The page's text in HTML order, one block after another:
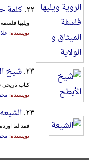
۲۲. کلمة
ویلیها فلسفة
نویسنده:
۲۳. شیخ
کتاب
نویسنده:
۲۴.
فقد لما
نویسنده: